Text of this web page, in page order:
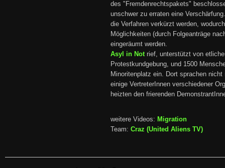
des "Fremdenrechtspakets"
unschwer zu erraten eine
die Verfahren verkürzt werden,
Möglichkeiten (durch Folgeanträge
eingeräumt werden.
Asyl in Notrief, unterstützt von
Protestkundgebung, und 1500
Minoritenplatz ein. Dort sprachen
einige VertreterInnen verschiedener
heizten den frierenden
weitere Videos: Migration
Team: Craz (United Aliens TV)